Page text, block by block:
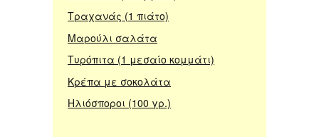
Τραχανάς (1 πιάτο)
Μαρούλι σαλάτα
Τυρόπιτα (1 μεσαίο κομμάτι)
Κρέπα με σοκολάτα
Ηλιόσποροι (100 γρ.)